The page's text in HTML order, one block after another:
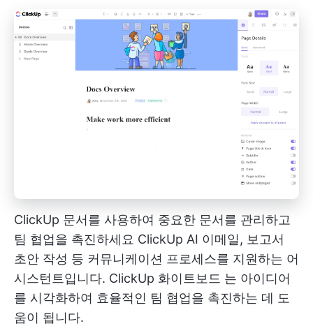
ClickUp 문서를 사용하여 중요한 문서를 관리하고
팀 협업을 촉진하세요 ClickUp AI 이메일, 보고서
초안 작성 등 커뮤니케이션 프로세스를 지원하는 어
시스턴트입니다. ClickUp 화이트보드 는 아이디어
를 시각화하여 효율적인 팀 협업을 촉진하는 데 도
움이 됩니다.